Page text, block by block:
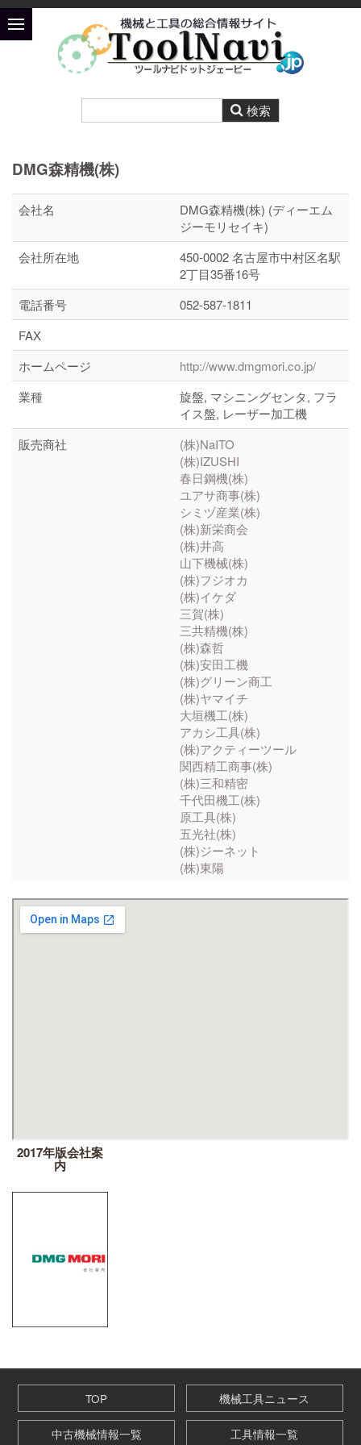
DMG森精機(株)
会社名
DMG森精機(株) (ディーエム
ジーモリセイキ)
会社所在地
450-0002 名古屋市中村区名駅
2丁目35番16号
電話番号
052-587-1811
FAX
ホームページ
http://www.dmgmori.co.jp/
業種
旋盤, マシニングセンタ, フラ
イス盤, レーザー加工機
販売商社
(株)NaITO
(株)IZUSHI
春日鋼機(株)
ユアサ商事(株)
シミヅ産業(株)
(株)新栄商会
(株)井高
山下機械(株)
(株)フジオカ
(株)イケダ
三賀(株)
三共精機(株)
(株)森哲
(株)安田工機
(株)グリーン商工
(株)ヤマイチ
大垣機工(株)
アカシ工具(株)
(株)アクティーツール
関西精工商事(株)
(株)三和精密
千代田機工(株)
原工具(株)
五光社(株)
(株)ジーネット
(株)東陽
2017年版会社案
内
TOP 機械工具ニュース
中古機械情報一覧 工具情報一覧